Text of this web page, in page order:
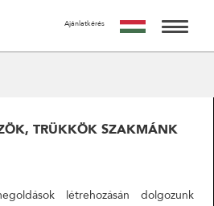
AJÁNLATOT
VELED EGY SZEMÉLYES
ELKÉSZÍTENI AJÁNLATUNKAT
A CSAPAT
Ajánlatkérés
TRÜKKÖK SZAKMÁNK
létrehozásán dolgozunk